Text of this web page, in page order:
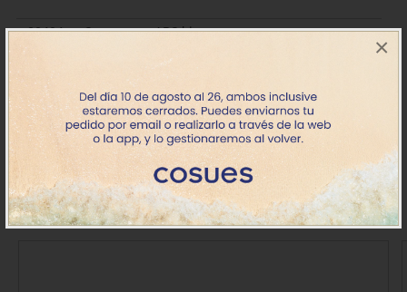
×
80404
Secamanos ABS blanco
Stock
149.48€
IVA incluido
Comprado conjuntamente